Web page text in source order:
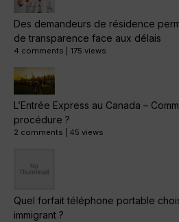
Des demandeurs de résidence
de transparence face aux délais
4 comments 175 views
L’Entrée Express au Canada –
procédure ?
2 comments 45 views
Quel forfait téléphone portable
immigrant ?